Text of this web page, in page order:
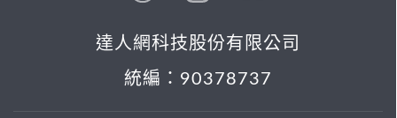
達人網科技股份有限公司
統編：90378737